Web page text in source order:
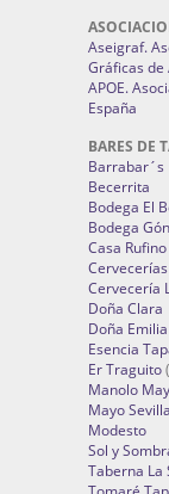
Aseigraf.
Gráficas de
APOE.
España
BARES DE
Barrabar´s
Becerrita
Bodega El
Bodega
Casa Rufino
Cervecería
Doña Clara
Doña Emilia
Esencia
Er Traguito
Manolo
Mayo Sevilla
Modesto
Sol y
Taberna La